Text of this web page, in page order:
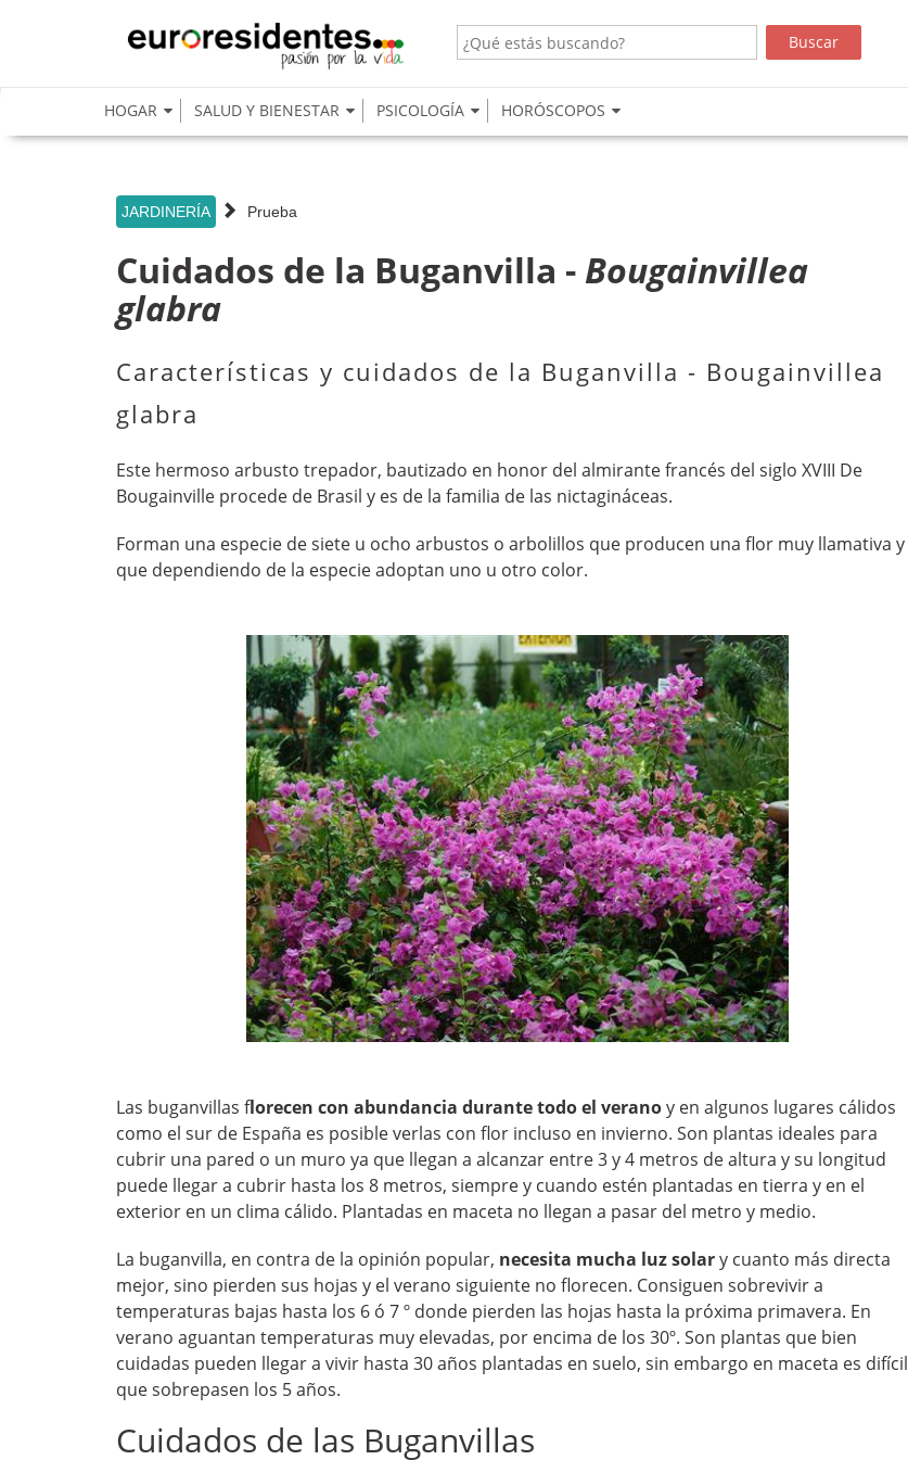
HOGAR SALUD Y BIENESTAR PSICOLOGÍA HORÓSCOPOS
JARDINERÍA Prueba
Cuidados de la Buganvilla - Bougainvillea
glabra
Características y cuidados de la Buganvilla - Bougainvillea
glabra
Este hermoso arbusto trepador, bautizado en honor del almirante francés del siglo XVIII De
Bougainville procede de Brasil y es de la familia de las nictagináceas.
Forman una especie de siete u ocho arbustos o arbolillos que producen una flor muy llamativa y
que dependiendo de la especie adoptan uno u otro color.
Las buganvillas florecen con abundancia durante todo el veranoy en algunos lugares cálidos
como el sur de España es posible verlas con flor incluso en invierno. Son plantas ideales para
cubrir una pared o un muro ya que llegan a alcanzar entre 3 y 4 metros de altura y su longitud
puede llegar a cubrir hasta los 8 metros, siempre y cuando estén plantadas en tierra y en el
exterior en un clima cálido. Plantadas en maceta no llegan a pasar del metro y medio.
La buganvilla, en contra de la opinión popular, necesita mucha luz solary cuanto más directa
mejor, sino pierden sus hojas y el verano siguiente no florecen. Consiguen sobrevivir a
temperaturas bajas hasta los 6 ó 7 º donde pierden las hojas hasta la próxima primavera. En
verano aguantan temperaturas muy elevadas, por encima de los 30º. Son plantas que bien
cuidadas pueden llegar a vivir hasta 30 años plantadas en suelo, sin embargo en maceta es difícil
que sobrepasen los 5 años.
Cuidados de las Buganvillas